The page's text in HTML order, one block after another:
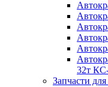
32т
Запчасти